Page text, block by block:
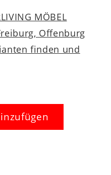
MÖBEL
Offenburg
finden und